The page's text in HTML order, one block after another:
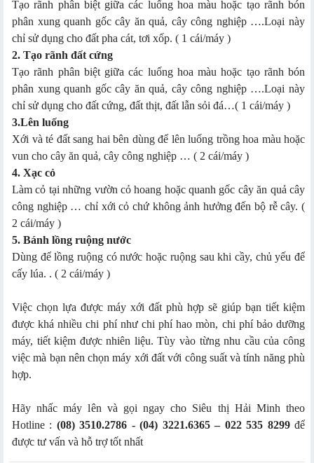
Tạo rãnh phân biệt giữa các luống hoa màu hoặc tạo rãnh bón
phân xung quanh gốc cây ăn quả, cây công nghiệp ….Loại này
chỉ sử dụng cho đất pha cát, tơi xốp. ( 1 cái/máy )
2. Tạo rãnh đất cứng
Tạo rãnh phân biệt giữa các luống hoa màu hoặc tạo rãnh bón
phân xung quanh gốc cây ăn quả, cây công nghiệp ….Loại này
chỉ sử dụng cho đất cứng, đất thịt, đất lẫn sỏi đá…( 1 cái/máy )
3.Lên luống
Xới và té đất sang hai bên dùng để lên luống trồng hoa màu hoặc
vun cho cây ăn quả, cây công nghiệp … ( 2 cái/máy )
4. Xạc cỏ
Làm cỏ tại những vườn cỏ hoang hoặc quanh gốc cây ăn quả cây
công nghiệp … chỉ xới cỏ chứ không ảnh hưởng đến bộ rễ cây. (
2 cái/máy )
5. Bánh lồng ruộng nước
Dùng để lồng ruộng có nước hoặc ruộng sau khi cầy, chủ yếu để
cấy lúa. . ( 2 cái/máy )
Việc chọn lựa được máy xới đất phù hợp sẽ giúp bạn tiết kiệm
được khá nhiều chi phí như chi phí hao mòn, chi phí bảo dưỡng
máy, tiết kiệm được nhiên liệu. Tùy vào từng nhu cầu của công
việc mà bạn nên chọn máy xới đất với công suất và tính năng phù
hợp.
Hãy nhấc máy lên và gọi ngay cho Siêu thị Hải Minh theo
Hotline : (08) 3510.2786 - (04) 3221.6365 – 022 535 8299để
được tư vấn và hỗ trợ tốt nhất